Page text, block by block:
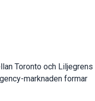
Toronto och Liljegrens
marknaden formar